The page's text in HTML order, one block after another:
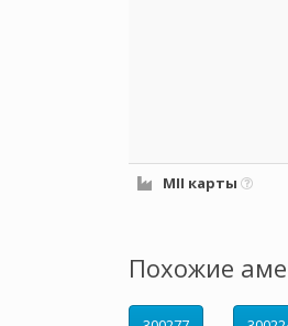
MII карты
Похожие